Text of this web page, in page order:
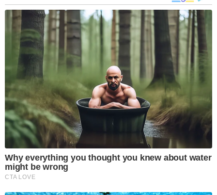
Why everything you thought you knew about water
might be wrong
CTA LOVE